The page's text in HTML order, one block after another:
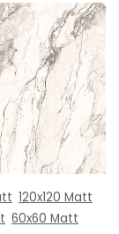
120x120 Matt
60x60 Matt